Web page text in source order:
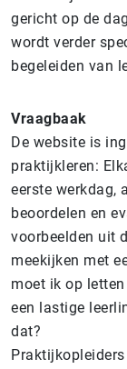
gericht op de
wordt verder
begeleiden van
Vraagbaak
De website is
praktijkleren:
eerste werkdag,
beoordelen en
voorbeelden uit
meekijken met
moet ik op
een lastige
dat?